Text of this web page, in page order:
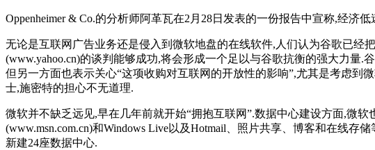
Oppenheimer & Co.的分析师阿革瓦在2月28日发表的一份报告中宣称,经
无论是互联网广告业务还是侵入到微软地盘的在线软件,人们认为谷歌已经
(www.yahoo.cn)的谈判能够成功,将会形成一个足以与谷歌抗衡的强大力量
但另一方面也表示关心“这项收购对互联网的开放性的影响”,尤其是考虑到
士,施密特的担心不无道理.
微软并不缺乏远见,早在几年前就开始“拥抱互联网”.数据中心建设方面,微
(www.msn.com.cn)和Windows Live以及Hotmail、照片共享、博客和在线
新建24座数据中心.